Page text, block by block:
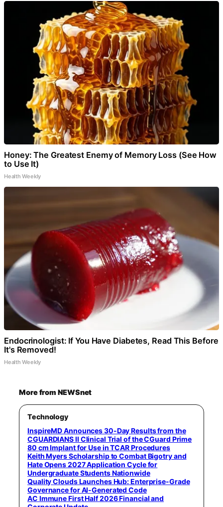
Honey: The Greatest Enemy of Memory Loss (See How
to Use It)
Health Weekly
Endocrinologist: If You Have Diabetes, Read This Before
It's Removed!
Health Weekly
More from NEWSnet
Technology
InspireMD Announces 30-Day Results from the
CGUARDIANS II Clinical Trial of the CGuard Prime
80 cm Implant for Use in TCAR Procedures
Keith Myers Scholarship to Combat Bigotry and
Hate Opens 2027 Application Cycle for
Undergraduate Students Nationwide
Quality Clouds Launches Hub: Enterprise-Grade
Governance for AI-Generated Code
AC Immune First Half 2026 Financial and